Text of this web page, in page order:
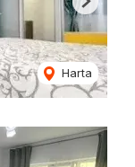
Harta
Next